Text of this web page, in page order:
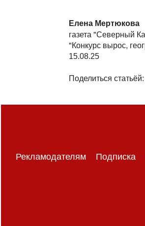
Елена Мертюкова
газета "Северный
"Конкурс вырос,
15.08.25
Поделиться статьёй:
Рекламодателям Подписка